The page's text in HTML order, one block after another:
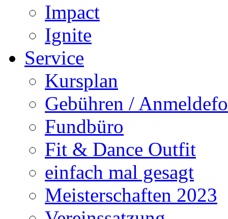
Impact
Ignite
Service
Kursplan
Gebühren /
Fundbüro
Fit & Dance Outfit
einfach mal gesagt
Meisterschaften 2023